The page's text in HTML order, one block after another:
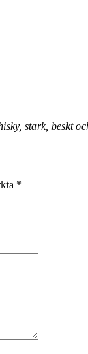
stark, beskt
*